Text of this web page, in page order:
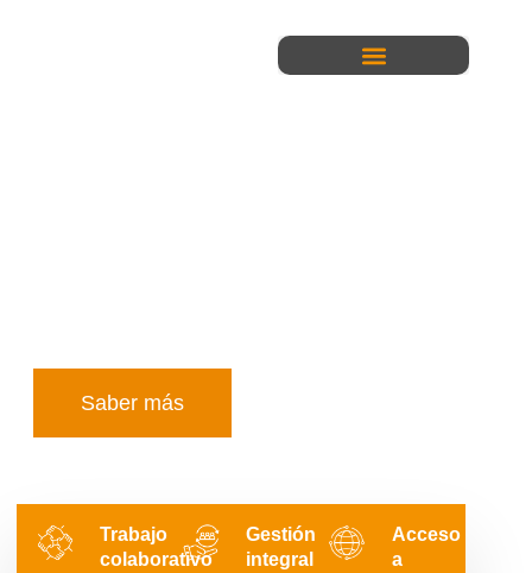
Saber más
Trabajo
colaborativo
Gestión
integral
Acceso
a